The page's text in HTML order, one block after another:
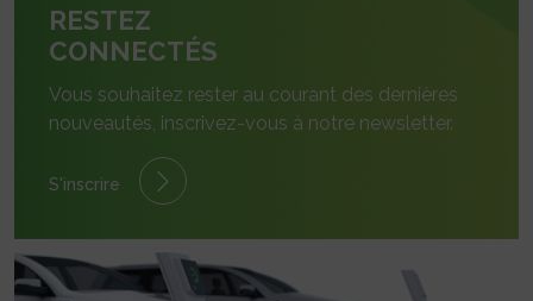
RESTEZ
CONNECTÉS
Vous souhaitez rester au courant des dernières
nouveautés, inscrivez-vous à notre newsletter.
S'inscrire